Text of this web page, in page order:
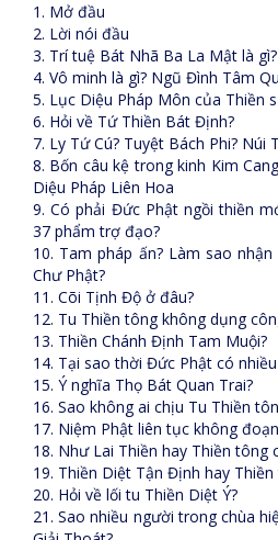
1. Mở đầu
2. Lời nói đầu
3. Trí tuệ Bát Nhã Ba La Mật là gì?
4. Vô minh là gì? Ngũ Đình Tâm
5. Lục Diệu Pháp Môn của Thiền
6. Hỏi về Tứ Thiền Bát Định?
7. Ly Tứ Cú? Tuyệt Bách Phi? Núi
8. Bốn câu kệ trong kinh Kim
Diệu Pháp Liên Hoa
9. Có phải Đức Phật ngồi thiền
37 phẩm trợ đạo?
10. Tam pháp ấn? Làm sao
Chư Phật?
11. Cõi Tịnh Độ ở đâu?
12. Tu Thiền tông không dụng
13. Thiền Chánh Định Tam Muội?
14. Tại sao thời Đức Phật có
15. Ý nghĩa Thọ Bát Quan Trai?
16. Sao không ai chịu Tu Thiền
17. Niệm Phật liên tục không
18. Như Lai Thiền hay Thiền tông
19. Thiền Diệt Tận Định hay
20. Hỏi về lối tu Thiền Diệt Ý?
21. Sao nhiều người trong chùa